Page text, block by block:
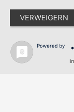
VERWEIGERN
Powered by